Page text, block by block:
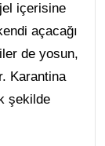
içerisine
açacağı
de yosun,
Karantina
şekilde